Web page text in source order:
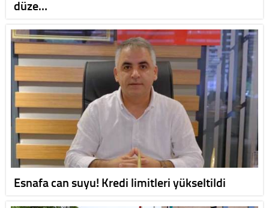
düze…
Esnafa can suyu! Kredi limitleri yükseltildi